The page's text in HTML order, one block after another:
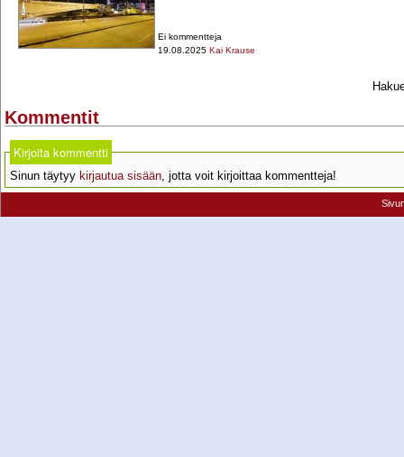
Ei kommentteja
19.08.2025 Kai Krause
Kommentit
Kirjoita kommentti
Sinun täytyy kirjautua sisään, jotta voit kirjoittaa kommentteja!